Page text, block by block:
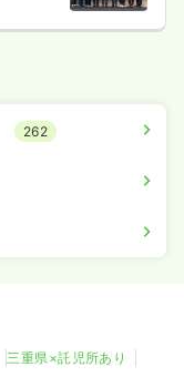
262
三重県×託児所あり